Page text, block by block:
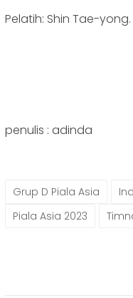
Pelatih: Shin Tae-yong.
penulis : adinda
Grup D Piala Asia
Piala Asia 2023